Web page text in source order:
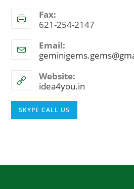
Fax:
621-254-2147
Email:
Website:
idea4you.in
SKYPE CALL US
in